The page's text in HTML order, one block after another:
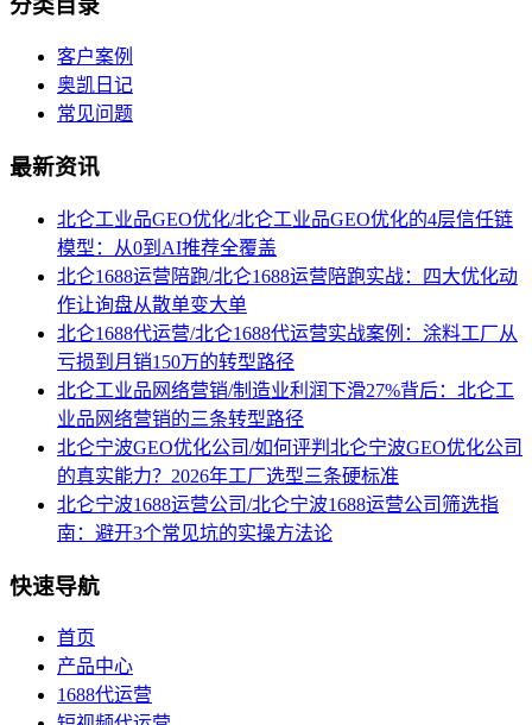
客户案例
奥凯日记
常见问题
最新资讯
北仑工业品GEO优化/北仑工业品GEO优化的4层信任链
模型：从0到AI推荐全覆盖
北仑1688运营陪跑/北仑1688运营陪跑实战：四大优化动
作让询盘从散单变大单
北仑1688代运营/北仑1688代运营实战案例：涂料工厂从
亏损到月销150万的转型路径
北仑工业品网络营销/制造业利润下滑27%背后：北仑工
业品网络营销的三条转型路径
北仑宁波GEO优化公司/如何评判北仑宁波GEO优化公司
的真实能力？2026年工厂选型三条硬标准
北仑宁波1688运营公司/北仑宁波1688运营公司筛选指
南：避开3个常见坑的实操方法论
快速导航
首页
产品中心
1688代运营